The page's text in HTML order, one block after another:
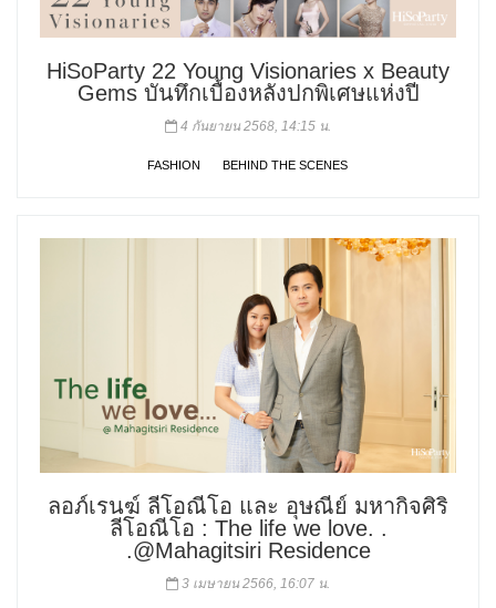
HiSoParty 22 Young Visionaries x Beauty
Gems บันทึกเบื้องหลังปกพิเศษแห่งปี
4 กันยายน 2568, 14:15 น.
FASHION BEHIND THE SCENES
ลอภ์เรนฆ์ ลีโอณีโอ และ อุษณีย์ มหากิจศิริ
ลีโอณีโอ : The life we love. .
.@Mahagitsiri Residence
3 เมษายน 2566, 16:07 น.